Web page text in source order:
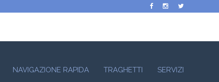
NAVIGAZIONE RAPIDA TRAGHETTI SERVIZI